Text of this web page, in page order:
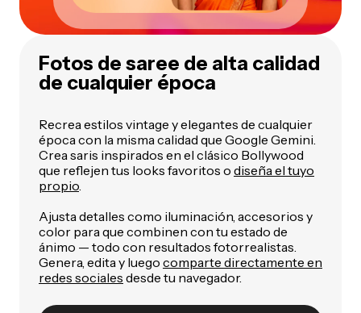
Fotos de saree de alta calidad
de cualquier época
Recrea estilos vintage y elegantes de cualquier
época con la misma calidad que Google Gemini.
Crea saris inspirados en el clásico Bollywood
que reflejen tus looks favoritos o diseña el tuyo
propio
Ajusta detalles como iluminación, accesorios y
color para que combinen con tu estado de
ánimo — todo con resultados fotorrealistas.
Genera, edita y luego comparte directamente en
redes sociales desde tu navegador.